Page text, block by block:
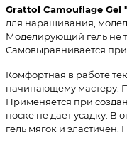
Grattol Camouflage Gel
для наращивания,
Моделирующий гель не
Самовыравнивается
Комфортная в работе
начинающему мастеру.
Применяется при
носке не дает усадку.
гель мягок и эластичен.